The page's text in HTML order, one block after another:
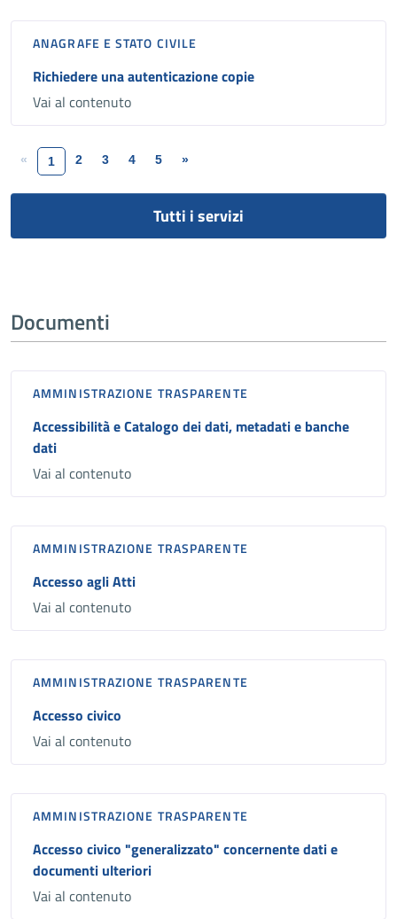
ANAGRAFE E STATO CIVILE
Richiedere una autenticazione copie
Vai al contenuto
« 1 2 3 4 5 »
Tutti i servizi
Documenti
AMMINISTRAZIONE TRASPARENTE
Accessibilità e Catalogo dei dati, metadati e banche
dati
Vai al contenuto
AMMINISTRAZIONE TRASPARENTE
Accesso agli Atti
Vai al contenuto
AMMINISTRAZIONE TRASPARENTE
Accesso civico
Vai al contenuto
AMMINISTRAZIONE TRASPARENTE
Accesso civico "generalizzato" concernente dati e
documenti ulteriori
Vai al contenuto